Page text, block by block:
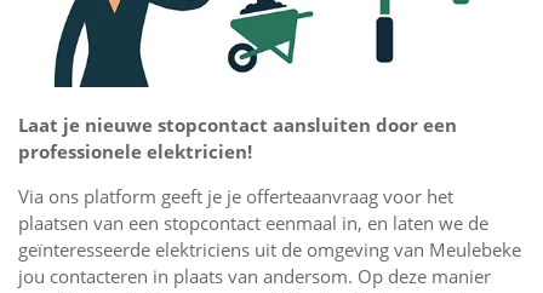
Laat je nieuwe stopcontact aansluiten door een
professionele elektricien!
Via ons platform geeft je je offerteaanvraag voor het
plaatsen van een stopcontact eenmaal in, en laten we de
geïnteresseerde elektriciens uit de omgeving van Meulebeke
jou contacteren in plaats van andersom. Op deze manier